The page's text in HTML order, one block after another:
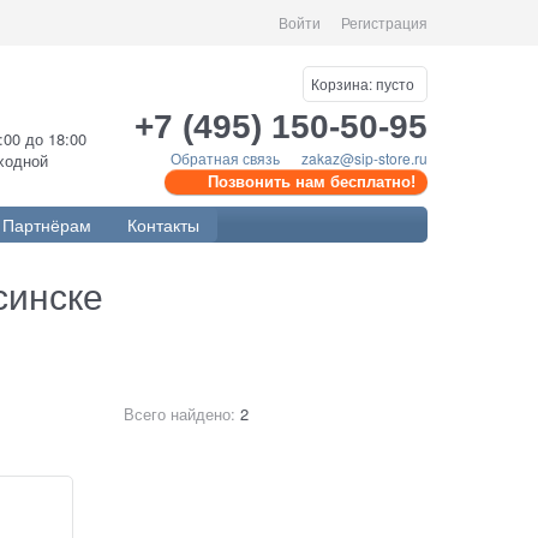
Войти Регистрация
до 18:00
Корзина:пусто
+7 (495) 150-50-95
Обратная связь zakaz@sip-store.ru
Позвонить нам бесплатно!
Партнёрам Контакты
Всего найдено: 2